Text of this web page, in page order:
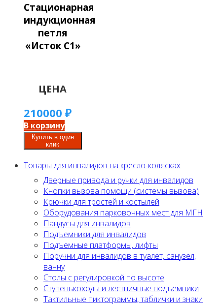
Стационарная
индукционная
петля
«Исток С1»
ЦЕНА
210000 ₽
В корзину
Купить в один
клик
Товары для инвалидов на кресло-колясках
Дверные привода и ручки для инвалидов
Кнопки вызова помощи (системы вызова)
Крючки для тростей и костылей
Оборудования парковочных мест для МГН
Пандусы для инвалидов
Подъемники для инвалидов
Подъемные платформы, лифты
Поручни для инвалидов в туалет, санузел,
ванну
Столы с регулировкой по высоте
Ступенькоходы и лестничные подъемники
Тактильные пиктограммы, таблички и знаки